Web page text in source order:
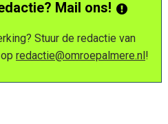
Mail ons!
Stuur de redactie van
redactie@omroepalmere.nl !